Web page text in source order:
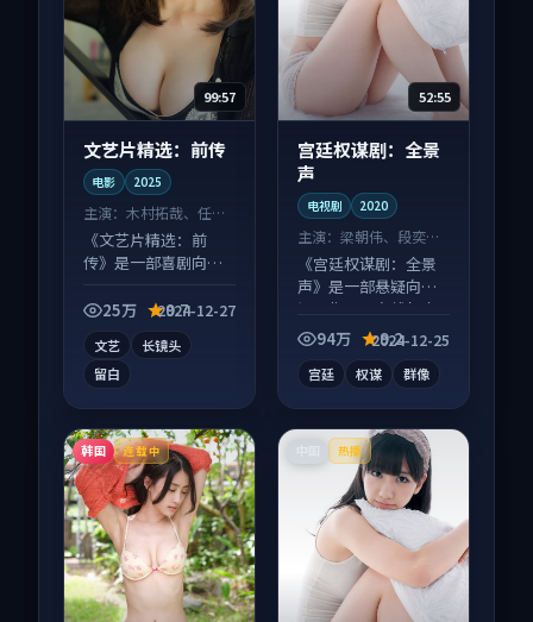
99:57
文艺片精选：前传
电影 2025
主演： 木村拓哉、任素
汐 等
《文艺片精选：前
传》是一部喜剧向电
全，观感爽快不拖
25万 9.7
2024-12-27
文艺
长镜头
留白
52:55
宫廷权谋剧：全景
声
电视剧 2020
主演：梁朝伟、段奕宏
等
《宫廷权谋剧：全景
声》是一部悬疑向电
视剧作品，多线叙事
并行，细节值得二刷
94万 9.2
2024-12-25
宫廷 权谋 群像
韩国 连载中 热播